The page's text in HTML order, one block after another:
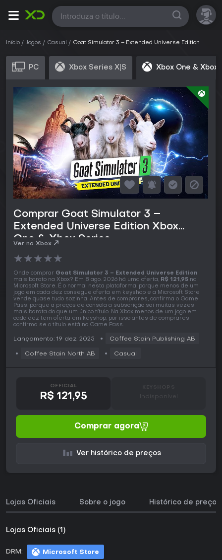
Todas
Início Jogos Casual Goat Simulator 3 – Extended Universe Edition
PC Xbox Series X|S Xbox One & Xbox
Comprar Goat Simulator 3 –
Extended Universe Edition Xbox
One & Xbox Series
Ver no Xbox
★★★★★
Onde comprar Goat Simulator 3 – Extended Universe Edition
mais barato na Xbox? Em 8 ago. 2026 há uma oferta, R$ 121,95 na
Microsoft Store. É o normal nesta plataforma, porque menos de um
jogo em cada dez consegue oferta em keyshop e a Microsoft Store
vende quase tudo sozinha. Antes de comprares, confirma o Game
Pass, porque a preços de consola a subscrição sai muitas vezes
mais barata do que um único título. Na Xbox menos de um jogo em
cada dez tem oferta em keyshop, por isso antes de comprares
confirma se o título está no Game Pass.
Lançamento: 19 dez. 2025 Coffee Stain Publishing AB
Coffee Stain North AB Casual
OFFICIAL
R$ 121,95 Indisponível
Comprar agora
Ver histórico de preços
Lojas Oficiais Sobre o jogo Histórico de preços
Lojas Oficiais (1)
DRM: Microsoft Store